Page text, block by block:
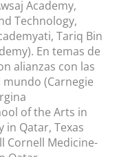
Academy,
Technology,
Tariq Bin
En temas de
alianzas con las
(Carnegie
of the Arts in
in Qatar, Texas
Cornell Medicine-